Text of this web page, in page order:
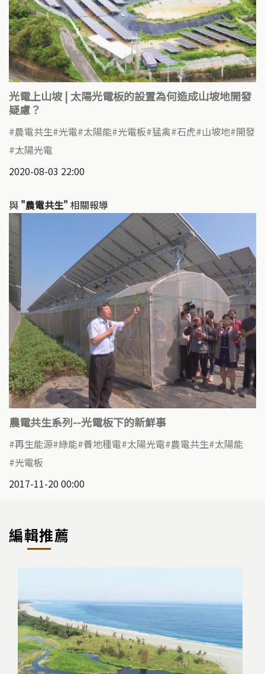
光電上山坡 | 太陽光電板的設置為何造成山坡地開發
疑慮？
農電共生 光電 太陽能 光電板 猛禽 石虎 山坡地 開發
太陽光電
2020-08-03 22:00
與 "農電共生" 相關報導
農電共生系列--光電板下的新鮮事
再生能源 綠能 養地種電 太陽光電 農電共生 太陽能
光電板
2017-11-20 00:00
編輯推薦